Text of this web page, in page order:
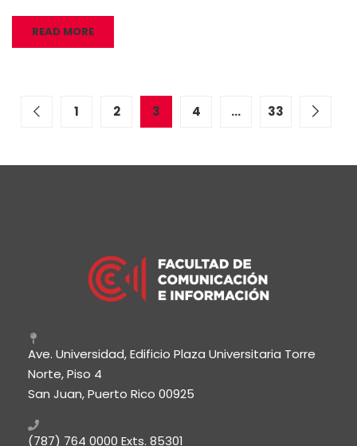
READ MORE
1 2 3 4 … 33
Ave. Universidad, Edificio Plaza Universitaria Torre
Norte, Piso 4
San Juan, Puerto Rico 00925
(787) 764 0000 Exts. 85301